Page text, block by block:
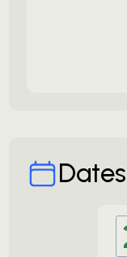
Dates